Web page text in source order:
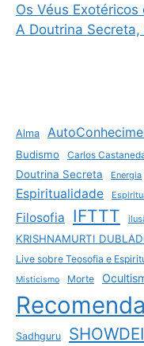
Os Véus Exotéricos
A Doutrina Secreta,
Alma
Budismo Carlos
Doutrina Secreta Energia
Espiritualidade
Filosofia IFTTT
KRISHNAMURTI
Live sobre Teosofia e
Misticismo Morte
Sadhguru